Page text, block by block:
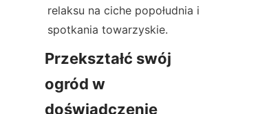
relaksu na ciche popołudnia i
spotkania towarzyskie.
Przekształć swój
ogród w
doświadczenie